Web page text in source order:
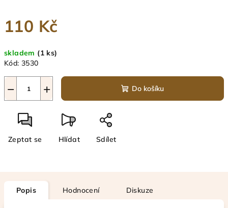
110 Kč
cena:
skladem (1 ks)
Kód: 3530
+
− Do košíku
Zeptat se Hlídat Sdílet
Popis Hodnocení Diskuze